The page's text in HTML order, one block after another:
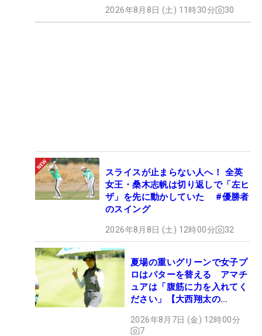
2026年8月8日 (土) 11時30分 30
スライスが止まらない人へ！ 全英
女王・桑木志帆は切り返しで「左ヒ
ザ」を先に動かしていた #優勝者
のスイング
2026年8月8日 (土) 12時00分 32
夏場の重いグリーンで女子プ
ロはパターを替える アマチ
ュアは「腹筋に力を入れてく
ださい」【大西翔太の
2026年8月7日 (金) 12時00分
7